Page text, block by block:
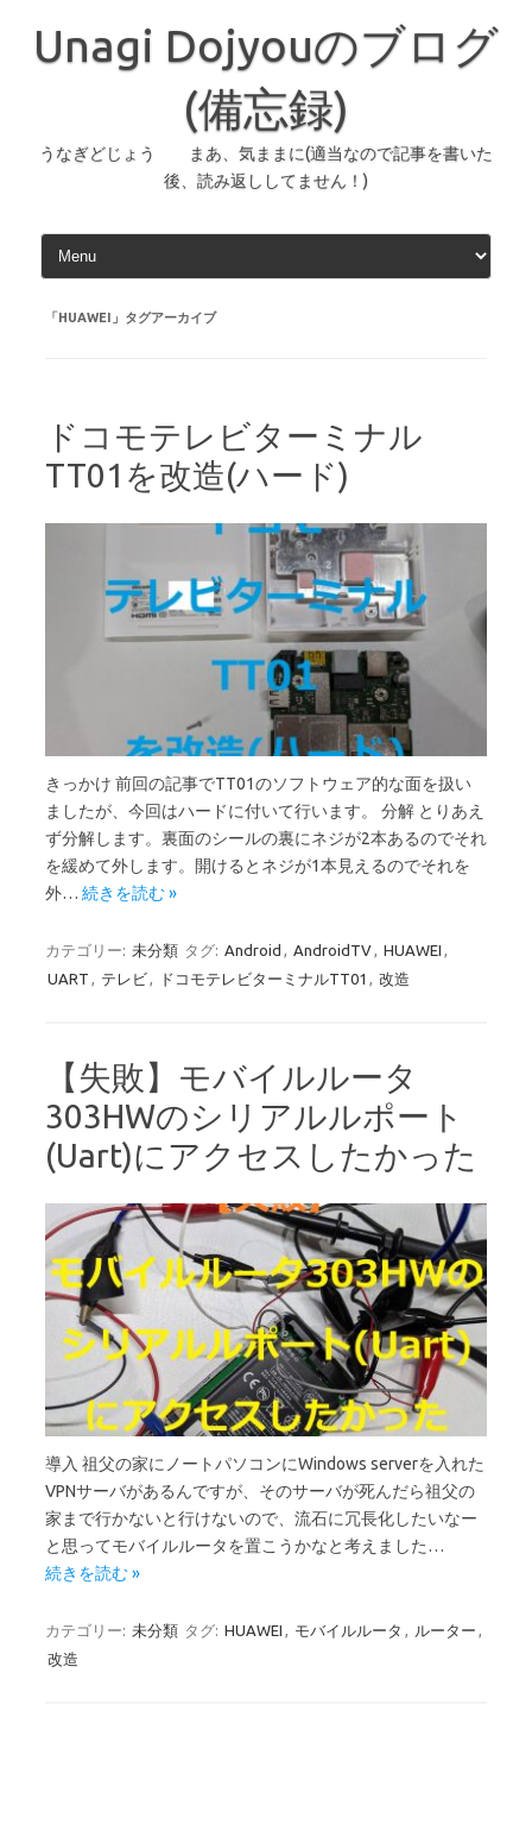
ン
プ
Unagi Dojyouのブログ
(備忘録)
うなぎどじょう まあ、気ままに(適当なので記事を書いた
後、読み返ししてません！)
「HUAWEI 」タグアーカイブ
ドコモテレビターミナル
TT01を改造(ハード)
きっかけ 前回の記事でTT01のソフトウェア的な面を扱い
ましたが、今回はハードに付いて行います。 分解 とりあえ
ず分解します。裏面のシールの裏にネジが2本あるのでそれ
を緩めて外します。開けるとネジが1本見えるのでそれを
外… 続きを読む »
カテゴリー: 未分類 タグ: Android AndroidTV HUAWEI
UART
テレビ ドコモテレビターミナルTT01 改造
【失敗】モバイルルータ
303HWのシリアルルポート
(Uart)にアクセスしたかった
導入 祖父の家にノートパソコンにWindows serverを入れた
VPNサーバがあるんですが、そのサーバが死んだら祖父の
家まで行かないと行けないので、流石に冗長化したいなー
と思ってモバイルルータを置こうかなと考えました…
続きを読む »
カテゴリー: 未分類 タグ: HUAWEI モバイルルータ ルーター
改造